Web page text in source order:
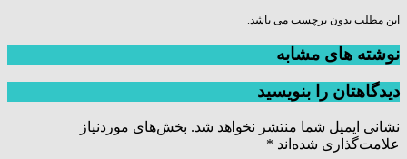
این مطلب بدون برچسب می باشد.
نوشته های مشابه
دیدگاهتان را بنویسید
نشانی ایمیل شما منتشر نخواهد شد. بخش‌های موردنیاز
علامت‌گذاری شده‌اند *